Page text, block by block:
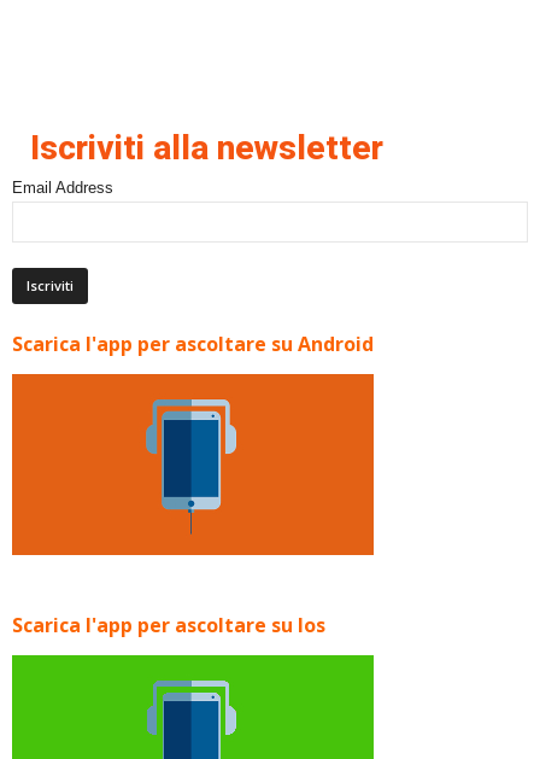
Iscriviti alla newsletter
Email Address
Scarica l'app per ascoltare su Android
Scarica l'app per ascoltare su Ios